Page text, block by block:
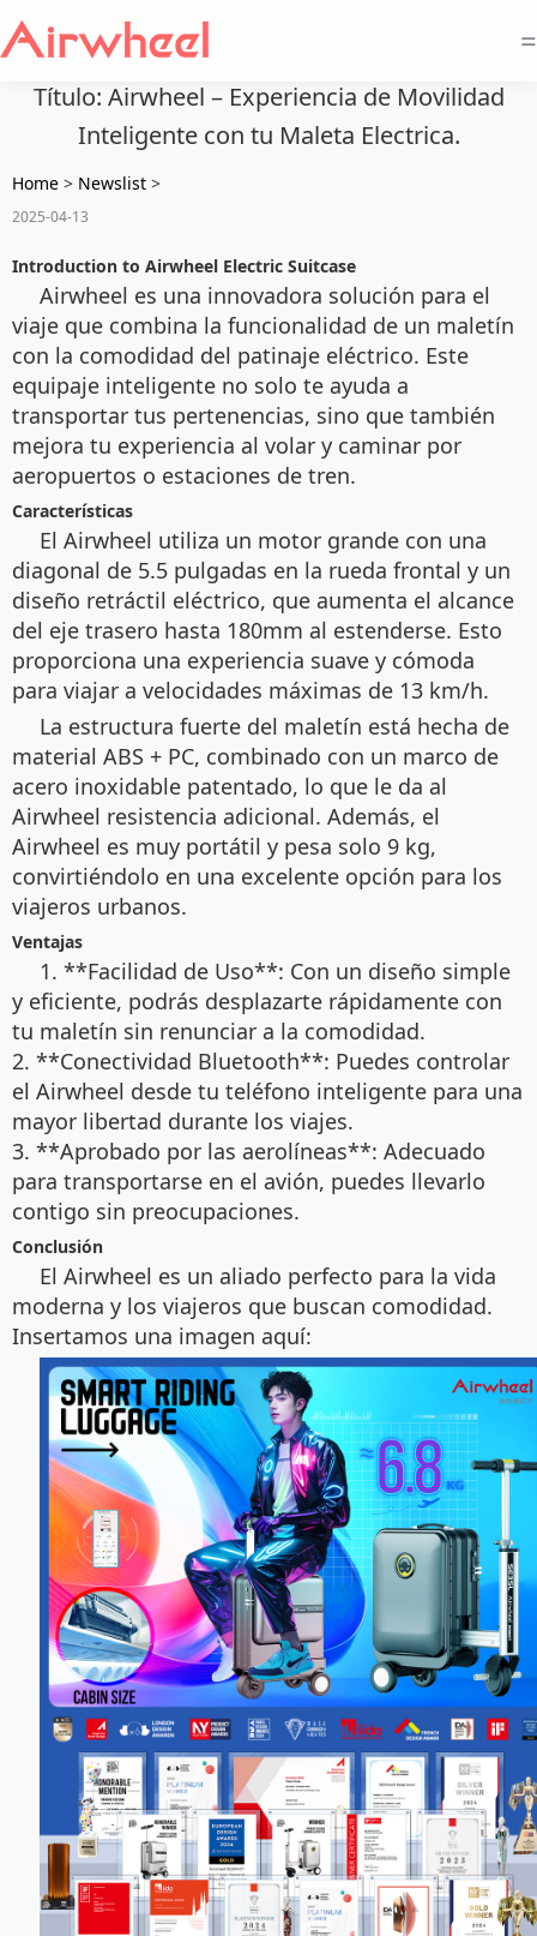
=
Título: Airwheel – Experiencia de Movilidad
Inteligente con tu Maleta Electrica.
Home > Newslist >
2025-04-13
Introduction to Airwheel Electric Suitcase
Airwheel es una innovadora solución para el
viaje que combina la funcionalidad de un maletín
con la comodidad del patinaje eléctrico. Este
equipaje inteligente no solo te ayuda a
transportar tus pertenencias, sino que también
mejora tu experiencia al volar y caminar por
aeropuertos o estaciones de tren.
Características
El Airwheel utiliza un motor grande con una
diagonal de 5.5 pulgadas en la rueda frontal y un
diseño retráctil eléctrico, que aumenta el alcance
del eje trasero hasta 180mm al estenderse. Esto
proporciona una experiencia suave y cómoda
para viajar a velocidades máximas de 13 km/h.
La estructura fuerte del maletín está hecha de
material ABS + PC, combinado con un marco de
acero inoxidable patentado, lo que le da al
Airwheel resistencia adicional. Además, el
Airwheel es muy portátil y pesa solo 9 kg,
convirtiéndolo en una excelente opción para los
viajeros urbanos.
Ventajas
1. **Facilidad de Uso**: Con un diseño simple
y eficiente, podrás desplazarte rápidamente con
tu maletín sin renunciar a la comodidad.
2. **Conectividad Bluetooth**: Puedes controlar
el Airwheel desde tu teléfono inteligente para una
mayor libertad durante los viajes.
3. **Aprobado por las aerolíneas**: Adecuado
para transportarse en el avión, puedes llevarlo
contigo sin preocupaciones.
Conclusión
El Airwheel es un aliado perfecto para la vida
moderna y los viajeros que buscan comodidad.
Insertamos una imagen aquí: